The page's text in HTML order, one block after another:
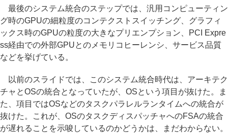
最後のシステム統合のステップでは、汎用コンピューティン
グ時のGPUの細粒度のコンテクストスイッチング、グラフィ
ックス時のGPUの粒度の大きなプリエンプション、PCI Expre
ss経由での外部GPUとのメモリコヒーレンシ、サービス品質
などを挙げている。
以前のスライドでは、このシステム統合時代は、アーキテク
チャとOSの統合となっていたが、OSという項目が抜けた。ま
た、項目ではOSなどのタスクパラレルランタイムへの統合が
抜けた。これが、OSのタスクディスパッチャへのFSAの統合
が遅れることを示唆しているのかどうかは、まだわからない。